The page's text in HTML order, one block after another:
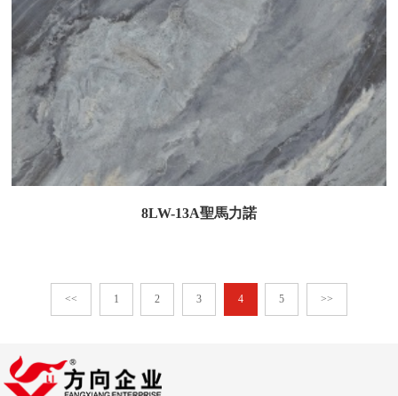
8LW-13A聖馬力諾
<< 1 2 3 4 5 >>